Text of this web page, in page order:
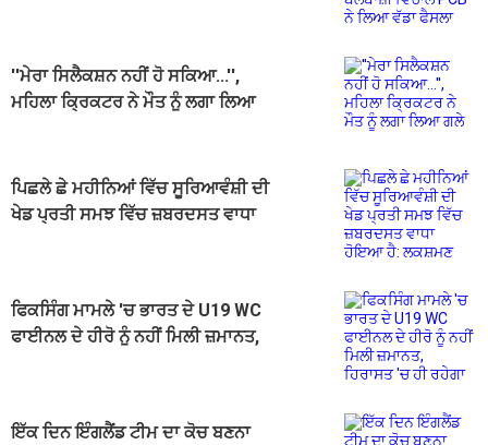
''ਮੇਰਾ ਸਿਲੈਕਸ਼ਨ ਨਹੀਂ ਹੋ ਸਕਿਆ...'',
ਮਹਿਲਾ ਕ੍ਰਿਕਟਰ ਨੇ ਮੌਤ ਨੂੰ ਲਗਾ ਲਿਆ
ਪਿਛਲੇ ਛੇ ਮਹੀਨਿਆਂ ਵਿੱਚ ਸੂਰਿਆਵੰਸ਼ੀ ਦੀ
ਖੇਡ ਪ੍ਰਤੀ ਸਮਝ ਵਿੱਚ ਜ਼ਬਰਦਸਤ ਵਾਧਾ
ਫਿਕਸਿੰਗ ਮਾਮਲੇ 'ਚ ਭਾਰਤ ਦੇ U19 WC
ਫਾਈਨਲ ਦੇ ਹੀਰੋ ਨੂੰ ਨਹੀਂ ਮਿਲੀ ਜ਼ਮਾਨਤ,
ਇੱਕ ਦਿਨ ਇੰਗਲੈਂਡ ਟੀਮ ਦਾ ਕੋਚ ਬਣਨਾ